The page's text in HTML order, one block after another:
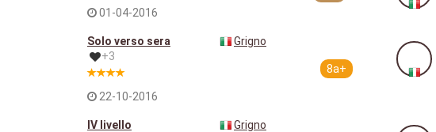
01-04-2016
Solo verso sera
+3
22-10-2016
Grigno
8a+
IV livello
Grigno